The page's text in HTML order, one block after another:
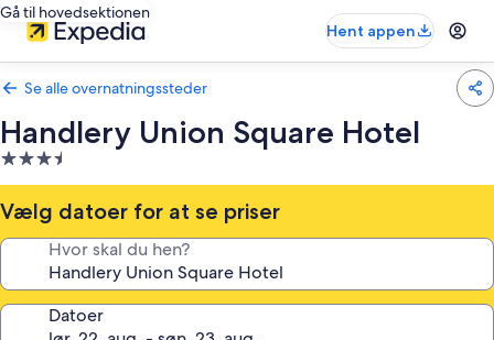
Gå til hovedsektionen
Hent appen
Se alle overnatningssteder
Handlery Union Square Hotel
3.5-
stjernet
overnatningssted
Vælg datoer for at se priser
Hvor skal du hen?
Datoer